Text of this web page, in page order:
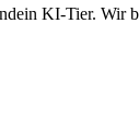
KI-Tier. Wir